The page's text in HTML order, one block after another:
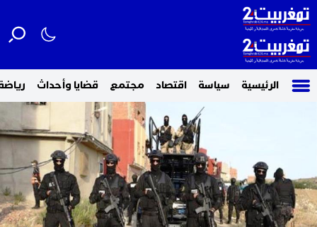
الرئيسية سياسة اقتصاد مجتمع قضايا وأحداث